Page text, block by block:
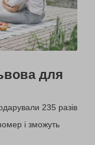
для
235 разів
і зможуть